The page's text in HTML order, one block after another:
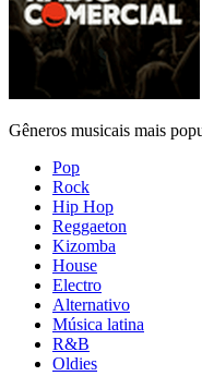
Gêneros musicais mais
Pop
Rock
Hip Hop
Reggaeton
Kizomba
House
Electro
Alternativo
Música latina
R&B
Oldies